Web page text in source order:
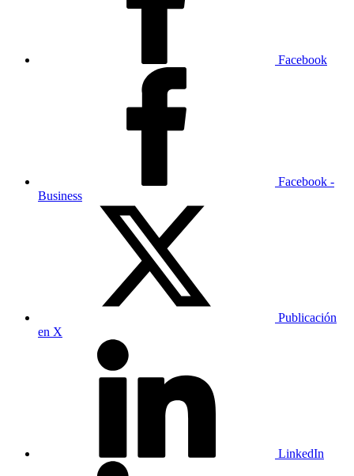
Facebook
Facebook -
Business
Publicación
en X
LinkedIn